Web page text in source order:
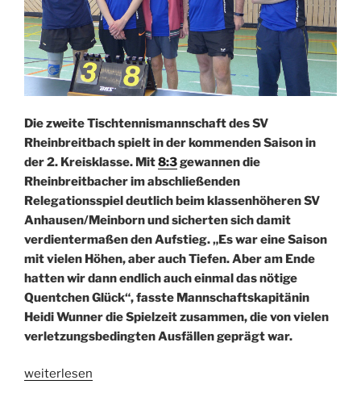
Die zweite Tischtennismannschaft des SV
Rheinbreitbach spielt in der kommenden Saison in
der 2. Kreisklasse. Mit8:3gewannen die
Rheinbreitbacher im abschließenden
Relegationsspiel deutlich beim klassenhöheren SV
Anhausen/Meinborn und sicherten sich damit
verdientermaßen den Aufstieg. „Es war eine Saison
mit vielen Höhen, aber auch Tiefen. Aber am Ende
hatten wir dann endlich auch einmal das nötige
Quentchen Glück“, fasste Mannschaftskapitänin
Heidi Wunner die Spielzeit zusammen, die von vielen
verletzungsbedingten Ausfällen geprägt war.
„Rheinbreitbach
weiterlesen